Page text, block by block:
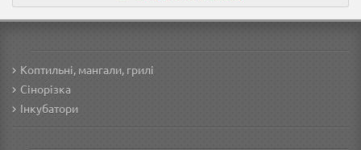
Коптильні, мангали, грилі
Сінорізка
Інкубатори